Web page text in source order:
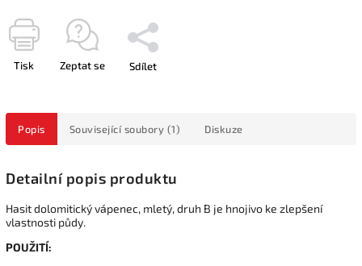
Tisk Zeptat se Sdílet
Popis Související soubory (1) Diskuze
Detailní popis produktu
Hasit dolomitický vápenec, mletý, druh B je hnojivo ke zlepšení
vlastnosti půdy.
POUŽITÍ: